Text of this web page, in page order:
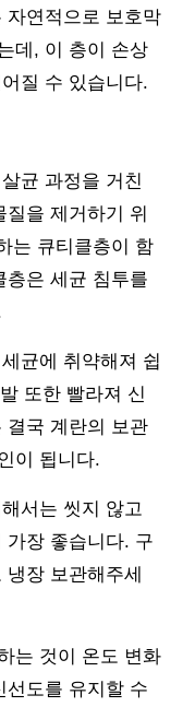
자연적으로 보호막
데, 이 층이 손상
질 수 있습니다.
균 과정을 거친
을 제거하기 위
는 큐티클층이 함
층은 세균 침투를
균에 취약해져 쉽
또한 빨라져 신
결국 계란의 보관
이 됩니다.
서는 씻지 않고
가장 좋습니다. 구
장 보관해주세
는 것이 온도 변화
선도를 유지할 수